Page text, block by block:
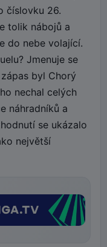
číslovku 26.
tolik nábojů a
do nebe volající.
Jmenuje se
byl Chorý
nechal celých
náhradníků a
se ukázalo
největší